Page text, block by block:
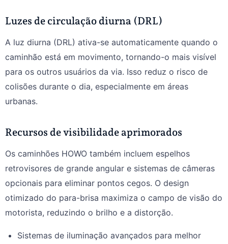
Luzes de circulação diurna (DRL)
A luz diurna (DRL) ativa-se automaticamente quando o
caminhão está em movimento, tornando-o mais visível
para os outros usuários da via. Isso reduz o risco de
colisões durante o dia, especialmente em áreas
urbanas.
Recursos de visibilidade aprimorados
Os caminhões HOWO também incluem espelhos
retrovisores de grande angular e sistemas de câmeras
opcionais para eliminar pontos cegos. O design
otimizado do para-brisa maximiza o campo de visão do
motorista, reduzindo o brilho e a distorção.
Sistemas de iluminação avançados para melhor